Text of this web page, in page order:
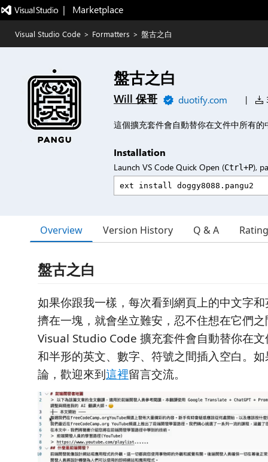
|   Marketplace
Visual Studio Code > Formatters > 盤古之白
盤古之白
Will 保哥 duotify.com |
這個擴充套件會自動替你在文件中所有
Installation
Launch VS Code Quick Open (Ctrl+P),
Overview Version History Q & A
盤古之白
如果你跟我一樣，每次看到網頁上的中文字
擠在一塊，就會坐立難安，忍不住想在它們
Visual Studio Code 擴充套件會自動替你在
和半形的英文、數字、符號之間插入空白。
論，歡迎來到這裡留言交流。